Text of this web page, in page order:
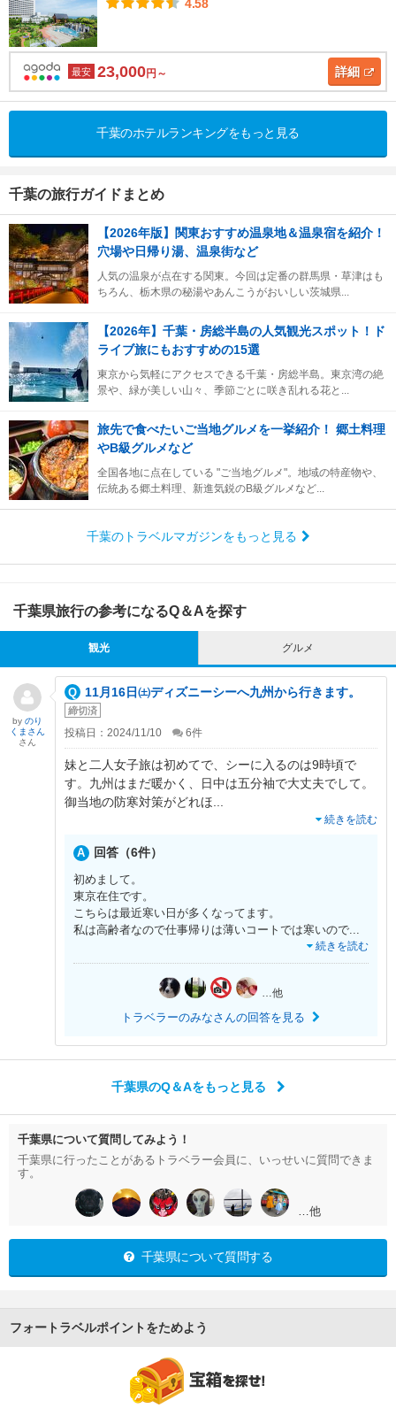
4.58
最安 23,000円～ 詳細
千葉のホテルランキングをもっと見る
千葉の旅行ガイドまとめ
【2026年版】関東おすすめ温泉地＆温泉宿を紹介！
穴場や日帰り湯、温泉街など
人気の温泉が点在する関東。今回は定番の群馬県・草津はも
ちろん、栃木県の秘湯やあんこうがおいしい茨城県...
【2026年】千葉・房総半島の人気観光スポット！ド
ライブ旅にもおすすめの15選
東京から気軽にアクセスできる千葉・房総半島。東京湾の絶
景や、緑が美しい山々、季節ごとに咲き乱れる花と...
旅先で食べたいご当地グルメを一挙紹介！ 郷土料理
やB級グルメなど
全国各地に点在している "ご当地グルメ"。地域の特産物や、
伝統ある郷土料理、新進気鋭のB級グルメなど...
千葉のトラベルマガジンをもっと見る
千葉県旅行の参考になるQ＆Aを探す
観光 グルメ
11月16日㈯ディズニーシーへ九州から行きます。
締切済
投稿日：2024/11/10 6件
妹と二人女子旅は初めてで、シーに入るのは9時頃で
す。九州はまだ暖かく、日中は五分袖で大丈夫でして。
御当地の防寒対策がどれほ
続きを読む
回答（6件）
初めまして。
東京在住です。
こちらは最近寒い日が多くなってます。
私は高齢者なので仕事帰りは薄いコートでは寒いので...
続きを読む
…他
トラベラーのみなさんの回答を見る
by のり
くまさん
さん
千葉県のQ＆Aをもっと見る
千葉県について質問してみよう！
千葉県に行ったことがあるトラベラー会員に、いっせいに質問できま
す。
…他
千葉県について質問する
フォートラベルポイントをためよう